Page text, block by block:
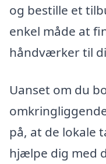
og bestille et
enkel måde at
håndværker til
Uanset om du
på, at de lokale
hjælpe dig med